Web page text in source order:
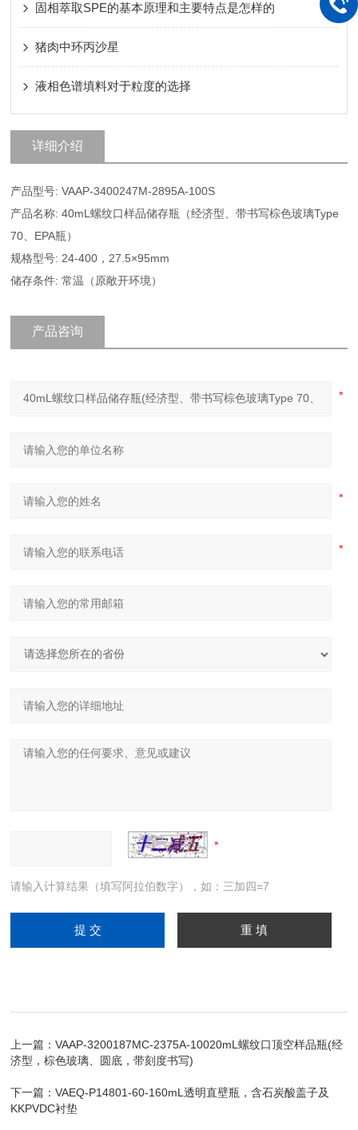
固相萃取SPE的基本原理和主要特点是怎样的
猪肉中环丙沙星
液相色谱填料对于粒度的选择
详细介绍
产品型号: VAAP-3400247M-2895A-100S
产品名称: 40mL螺纹口样品储存瓶（经济型、带书写棕色玻璃Type
70、EPA瓶）
规格型号: 24-400，27.5×95mm
储存条件: 常温（原敞开环境）
产品咨询
请输入计算结果（填写阿拉伯数字），如：三加四=7
上一篇：VAAP-3200187MC-2375A-10020mL螺纹口顶空样品瓶(经
济型，棕色玻璃、圆底，带刻度书写)
下一篇：VAEQ-P14801-60-160mL透明直壁瓶，含石炭酸盖子及
KKPVDC衬垫